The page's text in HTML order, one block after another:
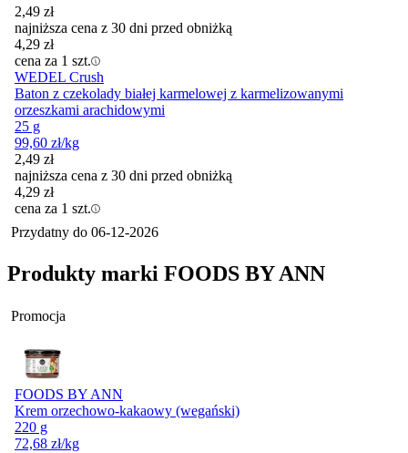
2,49 zł
najniższa cena z 30 dni przed obniżką
4,29 zł
cena za 1 szt.
WEDEL Crush
Baton z czekolady białej karmelowej z karmelizowanymi
orzeszkami arachidowymi
25 g
99,60 zł/kg
2,49 zł
najniższa cena z 30 dni przed obniżką
4,29 zł
cena za 1 szt.
Przydatny do 06-12-2026
Produkty marki FOODS BY ANN
Promocja
FOODS BY ANN
Krem orzechowo-kakaowy (wegański)
220 g
72,68 zł/kg